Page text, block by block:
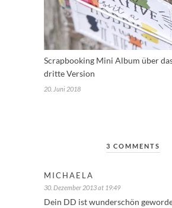
Scrapbooking Mini Album über
dritte Version
20. Juni 2018
3 COMMENTS
MICHAELA
30. Dezember 2013 at 19:49
Dein DD ist wunderschön